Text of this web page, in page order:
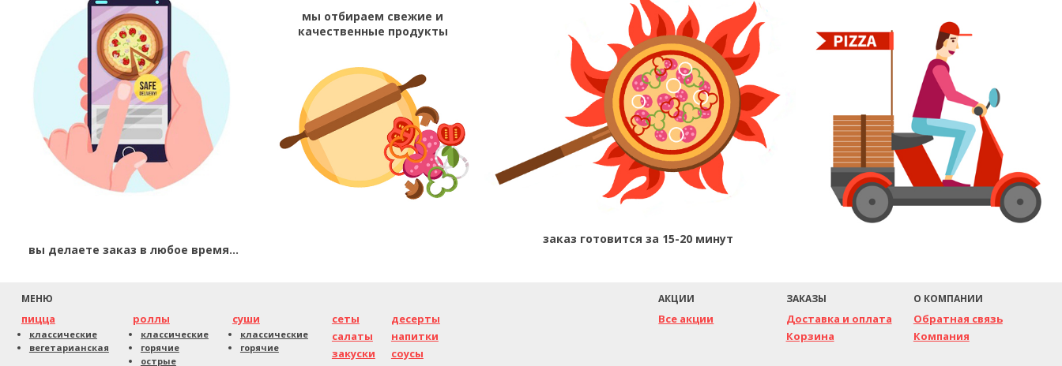
вы делаете заказ в любое время...
мы отбираем свежие и
качественные продукты
заказ готовится за 15-20минут
МЕНЮ
пицца
классические
вегетарианская
роллы
классические
горячие
острые
суши
классические
горячие
сеты
салаты
закуски
десерты
напитки
соусы
АКЦИИ
Все акции
ЗАКАЗЫ
Доставка и оплата
Корзина
О КОМПАНИИ
Обратная связь
Компания